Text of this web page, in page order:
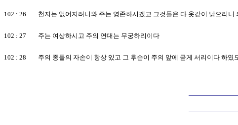
102 : 26 천지는 없어지려니와 주는 영존하시겠고 그것들은 다 옷같이 낡으리니
102 : 27 주는 여상하시고 주의 연대는 무궁하리이다
102 : 28 주의 종들의 자손이 항상 있고 그 후손이 주의 앞에 굳게 서리이다 하였